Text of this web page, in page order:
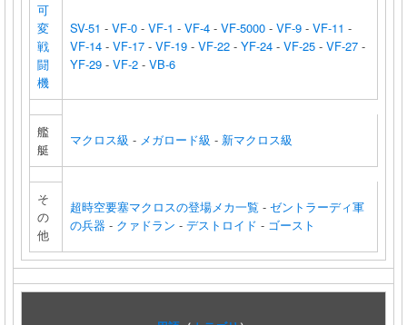
可
変
戦
闘
機
SV-51 - VF-0 - VF-1 - VF-4 - VF-5000 - VF-9 - VF-11 -
VF-14 - VF-17 - VF-19 - VF-22 - YF-24 - VF-25 - VF-27 -
YF-29 - VF-2 - VB-6
艦
艇
マクロス級 - メガロード級 - 新マクロス級
そ
の
他
超時空要塞マクロスの登場メカ一覧 - ゼントラーディ軍
の兵器 - クァドラン - デストロイド - ゴースト